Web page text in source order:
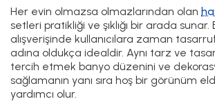
Her evin olmazsa olmazlarından olan
setleri pratikliği ve şıklığı bir arada
alışverişinde kullanıcılara zaman
adına oldukça idealdir. Aynı tarz ve
tercih etmek banyo düzenini ve
sağlamanın yanı sıra hoş bir görünüm
yardımcı olur.